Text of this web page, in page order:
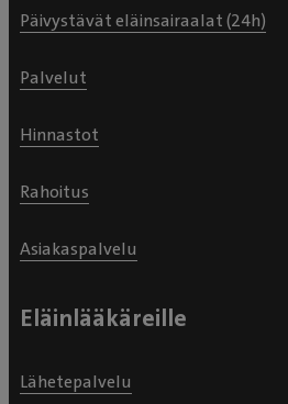
Päivystävät eläinsairaalat (24h)
Palvelut
Hinnastot
Rahoitus
Asiakaspalvelu
Eläinlääkäreille
Lähetepalvelu